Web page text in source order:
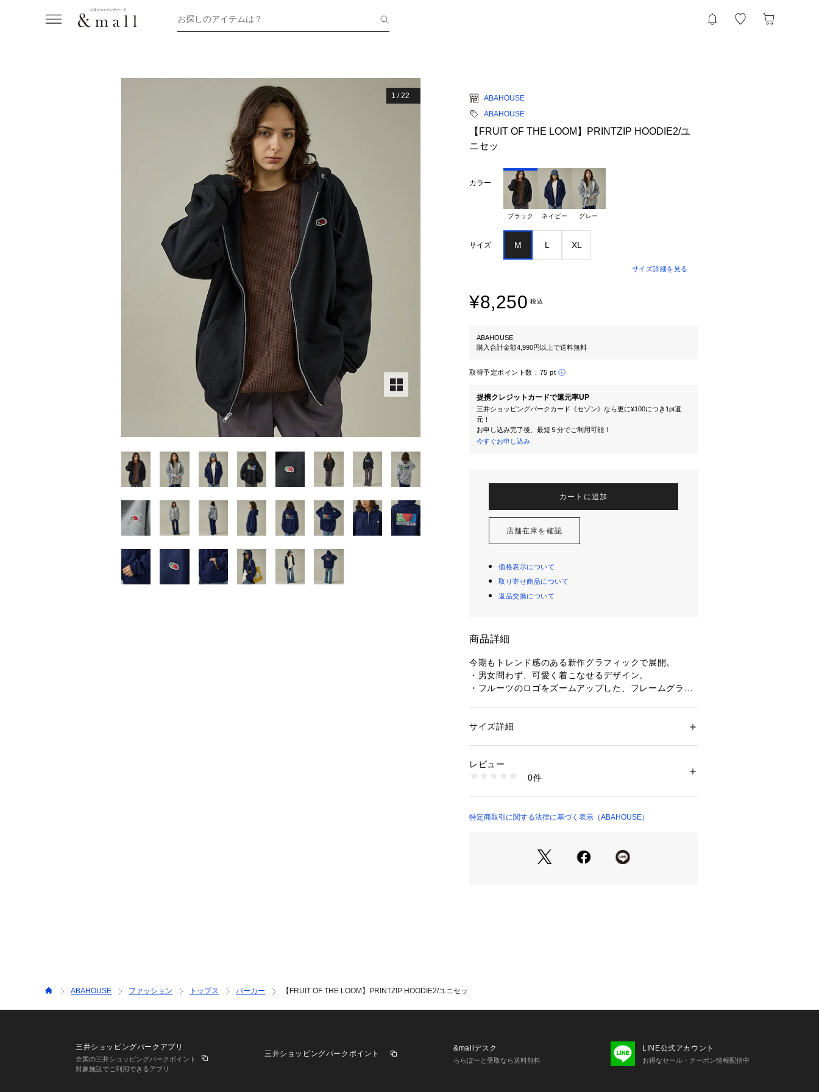
お探しのアイテムは？
1 /22
ABAHOUSE
ABAHOUSE
【FRUIT OF THE LOOM】PRINTZIP HOODIE2/ユ
ニセッ
カラー
ブラック ネイビー グレー
サイズ M L XL
サイズ詳細を見る
¥8,250 税込
ABAHOUSE
購入合計金額4,990円以上で送料無料
取得予定ポイント数： 75 pt
提携クレジットカードで還元率UP
三井ショッピングパークカード《セゾン》なら更に¥100につき1pt還
元！
お申し込み完了後、最短５分でご利用可能！
今すぐお申し込み
カートに追加
店舗在庫を確認
価格表示について
取り寄せ商品について
返品交換について
商品詳細
今期もトレンド感のある新作グラフィックで展開。
・男女問わず、可愛く着こなせるデザイン。
・フルーツのロゴをズームアップした、フレームグラフ
い。
・今年にかけて、ジップフーディーがトレンドとなるの
でマストバイアイテムです！
160年以上の歴史を持つ世界有数のベーシックアパレル/
アンダーウェアメーカー。
性別：メンズ
商品番号：
04519820062 （ショップ）
サイズ詳細
レビュー
0件
特定商取引に関する法律に基づく表示（ABAHOUSE）
ABAHOUSE ファッション トップス パーカー 【FRUIT OF THE LOOM】PRINTZIP HOODIE2/ユニセッ
三井ショッピングパークアプリ
全国の三井ショッピングパークポイント
対象施設でご利用できるアプリ
三井ショッピングパークポイント
&mallデスク
ららぽーと受取なら送料無料
LINE公式アカウント
お得なセール・クーポン情報配信中